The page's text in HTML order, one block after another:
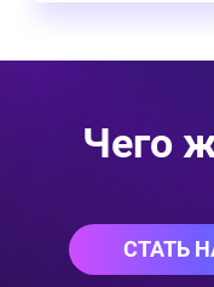
Чего
СТАТЬ